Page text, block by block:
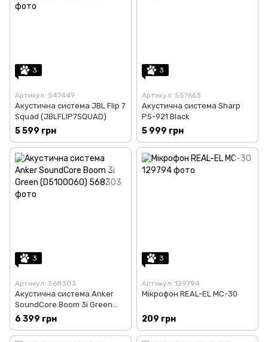
3
Артикул: 547449
Акустична система JBL Flip 7
Squad (JBLFLIP7SQUAD)
5 599 грн
3
Артикул: 557663
Акустична система Sharp
PS-921 Black
5 999 грн
3
Артикул: 568303
Акустична система Anker
SoundCore Boom 3i Green
(D5100060)
6 399 грн
3
Артикул: 129794
Мікрофон REAL-EL MC-30
209 грн